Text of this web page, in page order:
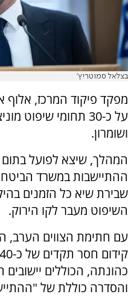
בצלאל סמוטריץ'
מפקד פיקוד המרכז, אלוף
על כ-30 תחומי
ושומרון.
המהלך, שיצא לפועל
ההתיישבות במשרד
שבירת שיא כל הזמנים
השיפוט מעבר לקו הירוק.
עם חתימת הצווים הערב,
כהונתה, הכוללים
והסדרה כוללת של